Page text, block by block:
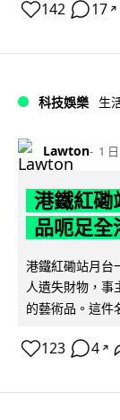
142 17 ↗
科技娛樂 生
Lawton 1 日
港鐵紅磡
品呃足全
港鐵紅磡站月台
人遺失財物，事
的藝術品。這件
123 4 ↗